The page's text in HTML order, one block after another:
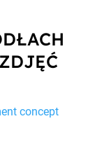
concept